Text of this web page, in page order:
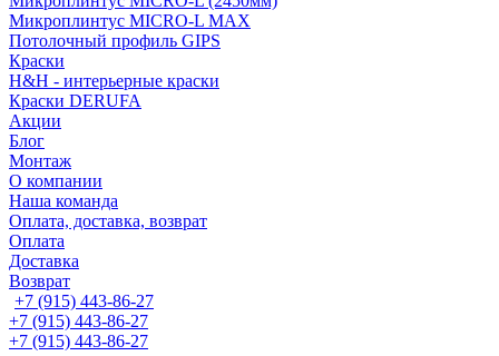
Микроплинтус MICRO-L MAX
Потолочный профиль GIPS
Краски
H&H - интерьерные краски
Краски DERUFA
Акции
Блог
Монтаж
О компании
Наша команда
Оплата, доставка, возврат
Оплата
Доставка
Возврат
+7 (915) 443-86-27
+7 (915) 443-86-27
+7 (915) 443-86-27